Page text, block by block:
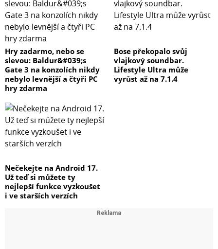
Hry zadarmo, nebo se
slevou: Baldur&#039;s
Gate 3 na konzolích nikdy
nebylo levnější a čtyři PC
hry zdarma
Bose překopalo svůj
vlajkový soundbar.
Lifestyle Ultra může
vyrůst až na 7.1.4
Nečekejte na Android 17.
Už teď si můžete ty
nejlepší funkce vyzkoušet
i ve starších verzích